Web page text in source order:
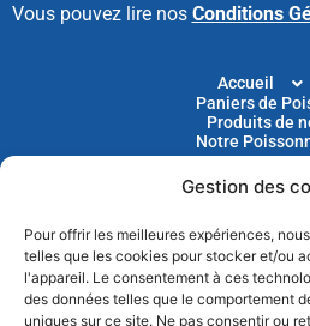
Gestion des
Pour offrir les meilleures expériences,
telles que les cookies pour stocker et/ou
l'appareil. Le consentement à ces
des données telles que le comportement
uniques sur ce site. Ne pas consentir ou
Vous pouvez lire nos Conditions
Accueil
Paniers de
Produits de
Notre
Livraison
Blog
Devenir
Parrainage